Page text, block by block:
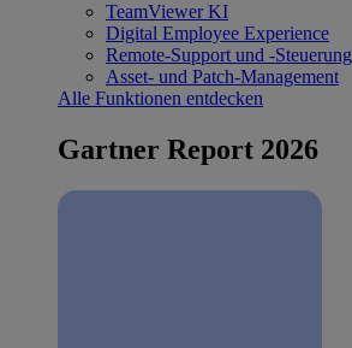
TeamViewer KI
Digital Employee Experience
Remote-Support und -Steuerung
Asset- und Patch-Management
Alle Funktionen entdecken
Gartner Report 2026